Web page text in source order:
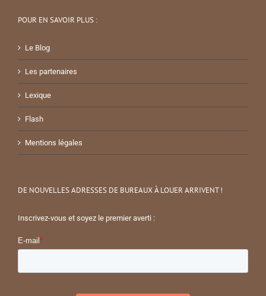
POUR EN SAVOIR PLUS :
Le Blog
Les partenaires
Lexique
Flash
Mentions légales
DE NOUVELLES ADRESSES DE BUREAUX À LOUER ARRIVENT !
Inscrivez-vous et soyez le premier averti :